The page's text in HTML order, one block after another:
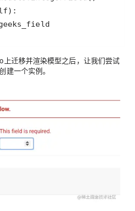
迁移并渲染模型之后，让我们尝试
建一个实例。